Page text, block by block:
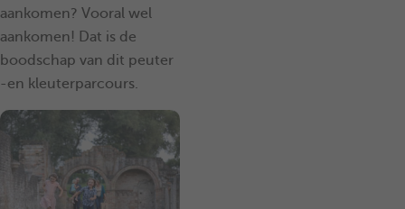
aankomen? Vooral wel
aankomen! Dat is de
boodschap van dit peuter
-en kleuterparcours.